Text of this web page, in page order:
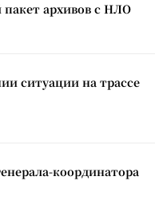
архивов с НЛО
ситуации на трассе
координатора